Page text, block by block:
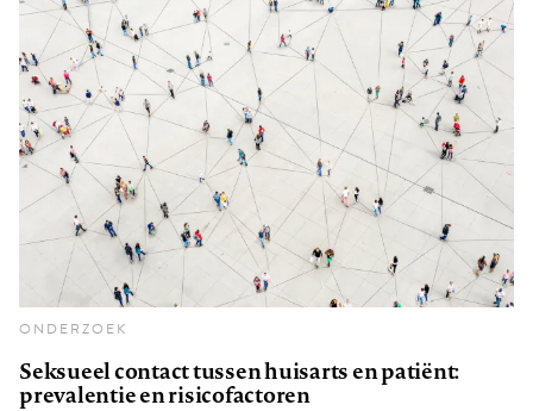
ONDERZOEK
Seksueel contact tussen huisarts en patiënt:
prevalentie en risicofactoren